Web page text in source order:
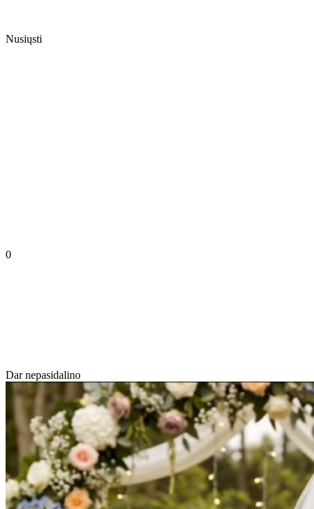
Nusiųsti
0
Dar nepasidalino